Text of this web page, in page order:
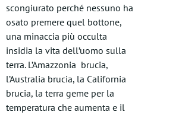
scongiurato perché nessuno ha
osato premere quel bottone,
una minaccia più occulta
insidia la vita dell’uomo sulla
terra. L’Amazzonia brucia,
l’Australia brucia, la California
brucia, la terra geme per la
temperatura che aumenta e il